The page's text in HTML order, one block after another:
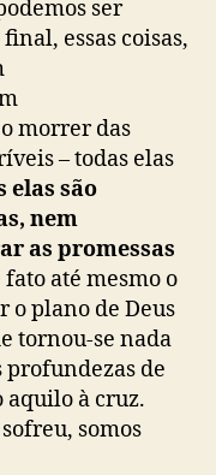
ser
essas coisas,
morrer das
– todas elas
elas são
nem
as promessas
até mesmo o
o plano de Deus
tornou-se nada
de
aquilo à cruz.
somos